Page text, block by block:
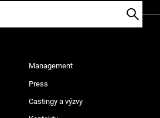
Management
Press
Castingy a výzvy